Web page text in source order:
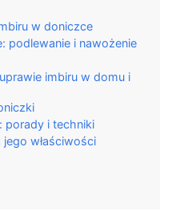
w doniczce
podlewanie i nawożenie
imbiru w domu i
porady i techniki
właściwości